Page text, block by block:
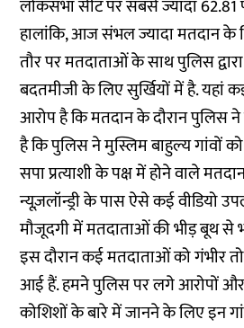
लोकसभा सीट पर सबसे ज्यादा
हालांकि, आज संभल ज्यादा मतदान के
तौर पर मतदाताओं के साथ पुलिस
बदतमीजी के लिए सुर्खियों में है. यहां
आरोप है कि मतदान के दौरान पुलिस ने
है कि पुलिस ने मुस्लिम बाहुल्य गांवों को
सपा प्रत्याशी के पक्ष में होने वाले
न्यूज़लॉन्ड्री के पास ऐसे कई वीडियो
मौजूदगी में मतदाताओं की भीड़ बूथ से
इस दौरान कई मतदाताओं को गंभीर
आई हैं. हमने पुलिस पर लगे आरोपों
कोशिशों के बारे में जानने के लिए इन